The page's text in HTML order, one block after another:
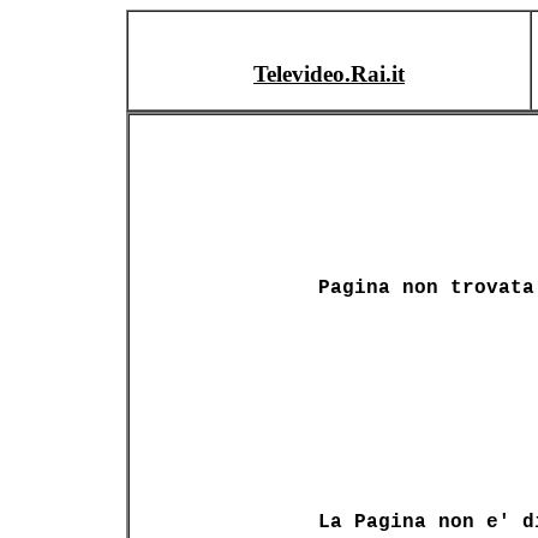
Televideo.Rai.it
Pagina non trovata
La Pagina non e'